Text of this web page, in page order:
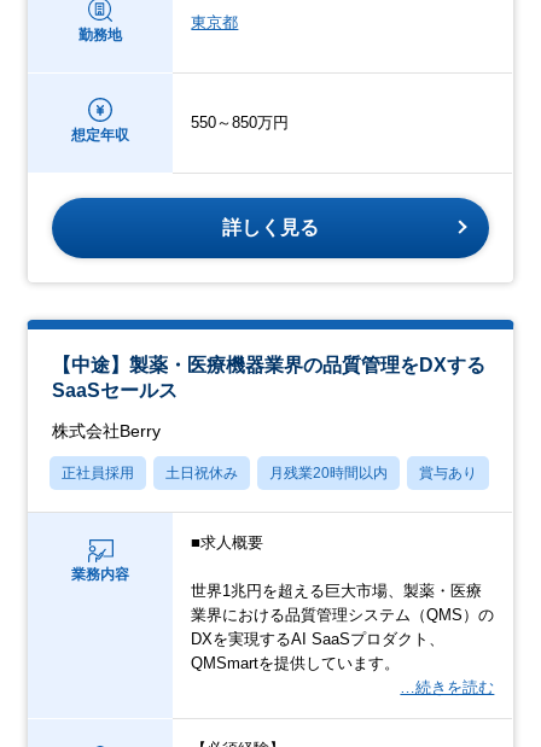
勤務地
東京都
想定年収
550～850万円
詳しく見る
【中途】製薬・医療機器業界の品質管理をDXする
SaaSセールス
株式会社Berry
正社員採用 土日祝休み 月残業20時間以内 賞与あり
業務内容
■求人概要
世界1兆円を超える巨大市場、製薬・医療
業界における品質管理システム（QMS）の
DXを実現するAI SaaSプロダクト、
QMSmartを提供しています。
…続きを読む